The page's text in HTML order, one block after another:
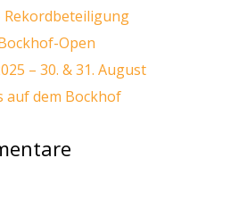
Rekordbeteiligung
Open
– 30. & 31. August
auf dem Bockhof